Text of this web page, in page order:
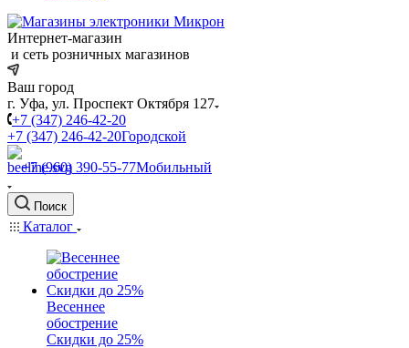
Интернет-магазин
и сеть розничных магазинов
Ваш город
г. Уфа, ул. Проспект Октября 127
+7 (347) 246-42-20
+7 (347) 246-42-20Городской
+7 (960) 390-55-77Мобильный
Поиск
Каталог
Весеннее
обострение
Скидки до 25%